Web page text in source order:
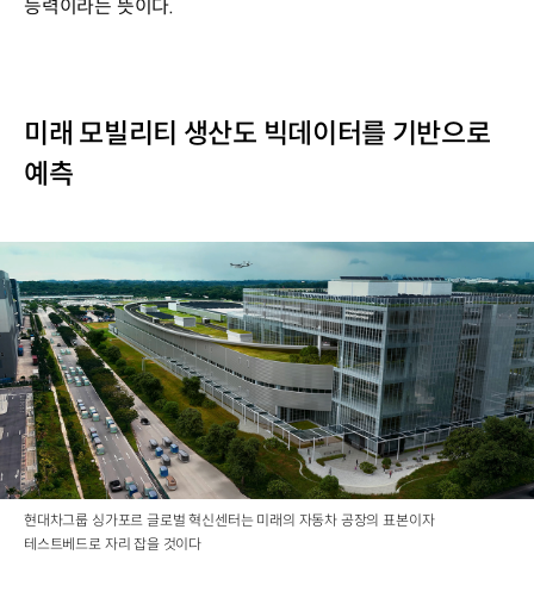
능력이라는 뜻이다.
미래 모빌리티 생산도 빅데이터를 기반으로
예측
현대차그룹 싱가포르 글로벌 혁신센터는 미래의 자동차 공장의 표본이자
테스트베드로 자리 잡을 것이다